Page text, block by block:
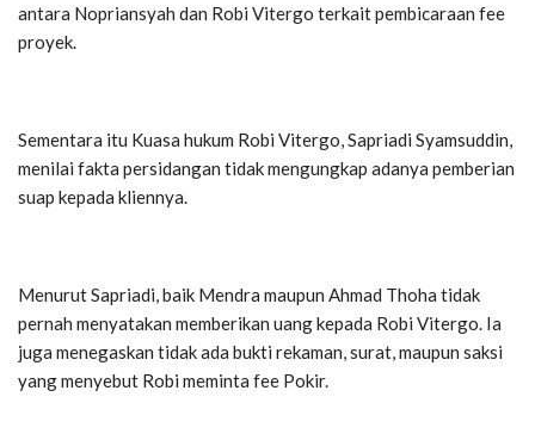
antara Nopriansyah dan Robi Vitergo terkait pembicaraan fee
proyek.
Sementara itu Kuasa hukum Robi Vitergo, Sapriadi Syamsuddin,
menilai fakta persidangan tidak mengungkap adanya pemberian
suap kepada kliennya.
Menurut Sapriadi, baik Mendra maupun Ahmad Thoha tidak
pernah menyatakan memberikan uang kepada Robi Vitergo. Ia
juga menegaskan tidak ada bukti rekaman, surat, maupun saksi
yang menyebut Robi meminta fee Pokir.